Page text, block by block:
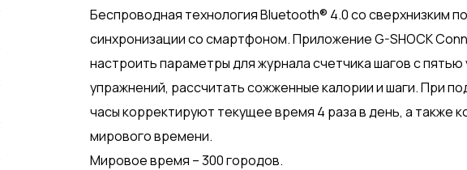
Беспроводная технология Bluetooth® 4.0 со сверхнизким
синхронизации со смартфоном. Приложение G-SHOCK
настроить параметры для журнала счетчика шагов с
упражнений, рассчитать сожженные калории и шаги. При
часы корректируют текущее время 4 раза в день, а также
мирового времени.
Мировое время – 300 городов.